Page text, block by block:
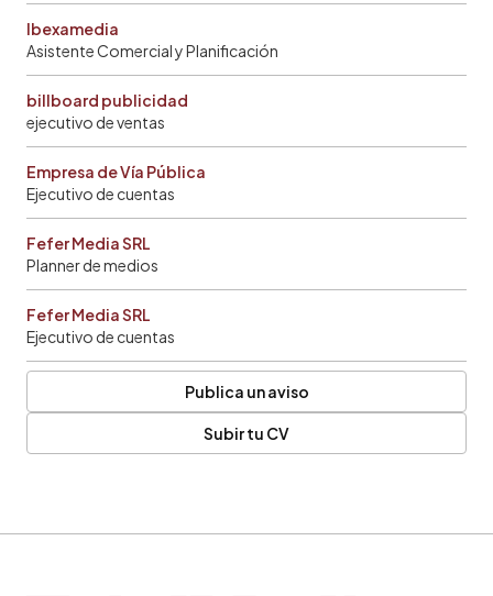
Ibexamedia
Asistente Comercial y Planificación
billboard publicidad
ejecutivo de ventas
Empresa de Vía Pública
Ejecutivo de cuentas
Fefer Media SRL
Planner de medios
Fefer Media SRL
Ejecutivo de cuentas
Publica un aviso
Subir tu CV